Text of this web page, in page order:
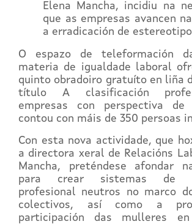
Elena Mancha, incidiu na
que as empresas avancen
a erradicación de
O espazo de teleformación
materia de igualdade laboral
quinto obradoiro gratuíto en liña
título A clasificación
empresas con perspectiva de
contou con máis de 350 persoas
Con esta nova actividade, que
a directora xeral de Relacións
Mancha, preténdese afondar
para crear sistemas de
profesional neutros no marco
colectivos, así como a
participación das mulleres